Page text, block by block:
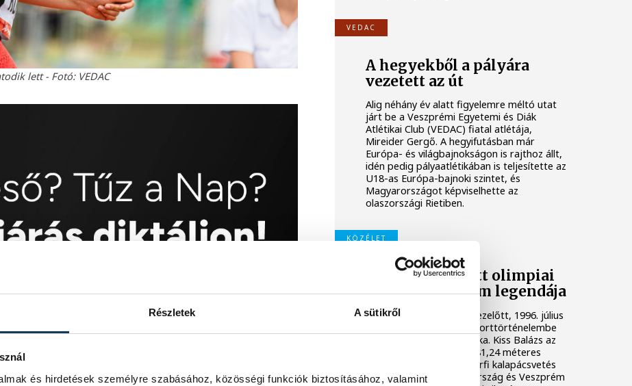
Részletek A sütikről
és hirdetések személyre szabásához, közösségi funkciók biztosításához, valamint
lett - Fotó: VEDAC
VEDAC
A hegyekből a pályára
vezetett az út
Alig néhány év alatt figyelemre méltó utat
járt be a Veszprémi Egyetemi és Diák
Atlétikai Club (VEDAC) fiatal atlétája,
Mireider Gergő. A hegyifutásban már
Európa- és világbajnokságon is rajthoz állt,
idén pedig pályaatlétikában is teljesítette az
U18-as Európa-bajnoki szintet, és
Magyarországot képviselhette az
olaszországi Rietiben.
KÖZÉLET
Harminc éve lett olimpiai
bajnok Veszprém legendája
Pontosan harminc évvel ezelőtt, 1996. július
28-án írta be magát a sporttörténelembe
Veszprém olimpiai bajnoka. Kiss Balázs az
atlantai nyári játékokon 81,24 méteres
dobással megnyerte a férfi kalapácsvetés
döntőjét, ezzel Magyarország és Veszprém